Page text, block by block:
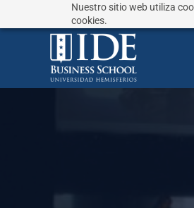
Nuestro sitio web utiliza
cookies.
¿No sabes que estudiar?Responde